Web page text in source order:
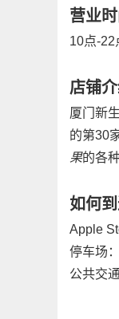
营业时
10点-22
店铺
厦门新
的第30
果的各
如何
Apple
停车场
公共交